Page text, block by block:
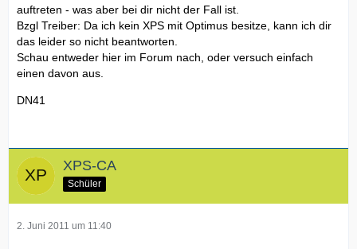
auftreten - was aber bei dir nicht der Fall ist.
Bzgl Treiber: Da ich kein XPS mit Optimus besitze, kann ich dir
das leider so nicht beantworten.
Schau entweder hier im Forum nach, oder versuch einfach
einen davon aus.
DN41
XPS-CA
Schüler
2. Juni 2011 um 11:40